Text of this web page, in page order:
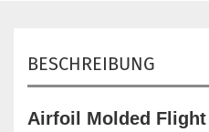
BESCHREIBUNG
Airfoil Molded Flight